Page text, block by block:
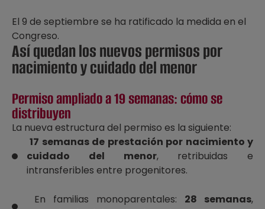
El 9 de septiembre se ha ratificado la medida en el
Congreso.
Así quedan los nuevos permisos por
nacimiento y cuidado del menor
Permiso ampliado a 19 semanas: cómo se
distribuyen
La nueva estructura del permiso es la siguiente:
17 semanas de prestación por nacimiento y
cuidado del menor, retribuidas e
intransferibles entre progenitores.
En familias monoparentales: 28 semanas,